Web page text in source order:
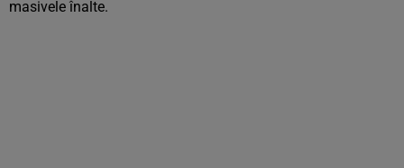
masivele înalte.